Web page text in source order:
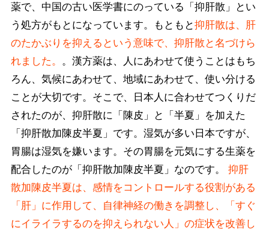
薬で、中国の古い医学書にのっている「抑肝散」とい
う処方がもとになっています。もともと抑肝散は、肝
のたかぶりを抑えるという意味で、抑肝散と名づけら
れました。 。漢方薬は、人にあわせて使うことはもち
ろん、気候にあわせて、地域にあわせて、使い分ける
ことが大切です。そこで、日本人に合わせてつくりだ
されたのが、抑肝散に「陳皮」と「半夏」を加えた
「抑肝散加陳皮半夏」です。湿気が多い日本ですが、
胃腸は湿気を嫌います。その胃腸を元気にする生薬を
配合したのが「抑肝散加陳皮半夏」なのです。 抑肝
散加陳皮半夏は、感情をコントロールする役割がある
「肝」に作用して、自律神経の働きを調整し、「すぐ
にイライラするのを抑えられない人」の症状を改善し